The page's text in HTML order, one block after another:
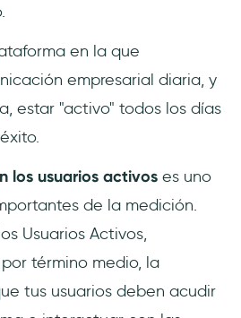
en la que
empresarial diaria, y
estar "activo" todos los días
los usuarios activos es uno
de la medición.
Usuarios Activos,
término medio, la
tus usuarios deben acudir